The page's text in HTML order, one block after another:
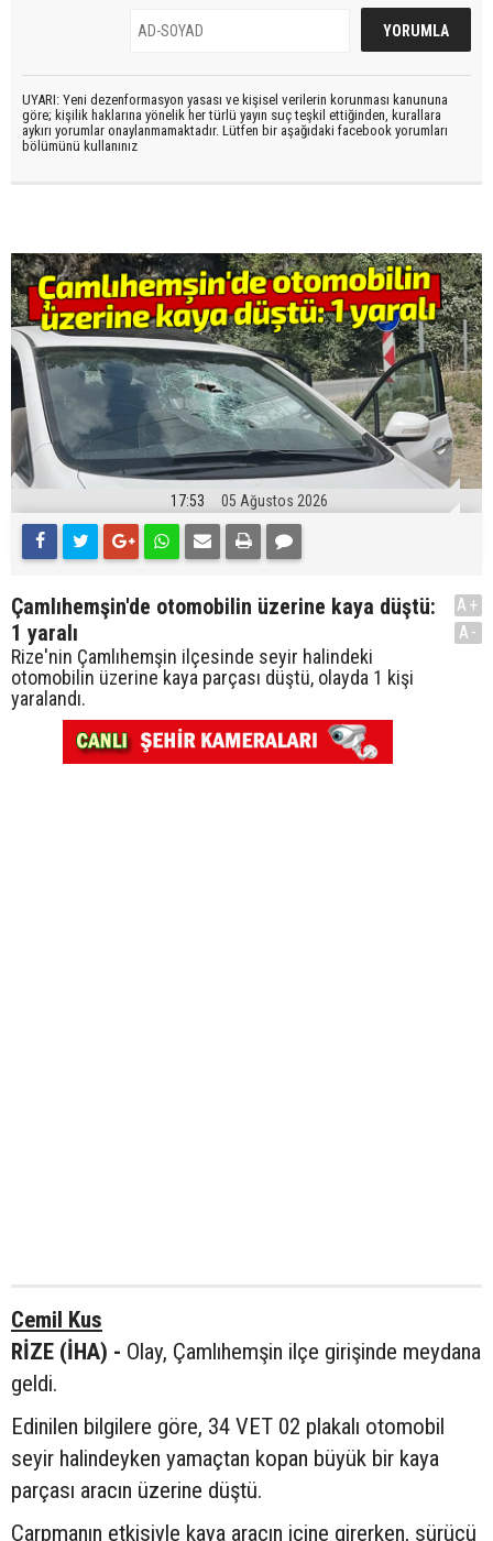
UYARI: Yeni dezenformasyon yasası ve kişisel verilerin korunması kanununa
göre; kişilik haklarına yönelik her türlü yayın suç teşkil ettiğinden, kurallara
aykırı yorumlar onaylanmamaktadır. Lütfen bir aşağıdaki facebook yorumları
bölümünü kullanınız
17:53 05 Ağustos 2026
Çamlıhemşin'de otomobilin üzerine kaya düştü:
1 yaralı
Rize'nin Çamlıhemşin ilçesinde seyir halindeki
otomobilin üzerine kaya parçası düştü, olayda 1 kişi
yaralandı.
A+
A-
Cemil Kus
RİZE (İHA) - Olay, Çamlıhemşin ilçe girişinde meydana
geldi.
Edinilen bilgilere göre, 34 VET 02 plakalı otomobil
seyir halindeyken yamaçtan kopan büyük bir kaya
parçası aracın üzerine düştü.
Çarpmanın etkisiyle kaya aracın içine girerken, sürücü